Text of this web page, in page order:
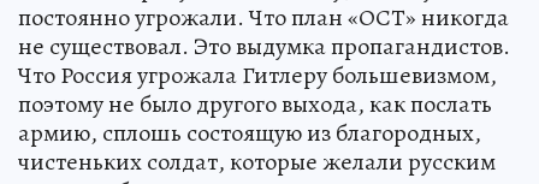
постоянно угрожали. Что план «ОСТ» никогда
не существовал. Это выдумка пропагандистов.
Что Россия угрожала Гитлеру большевизмом,
поэтому не было другого выхода, как послать
армию, сплошь состоящую из благородных,
чистеньких солдат, которые желали русским